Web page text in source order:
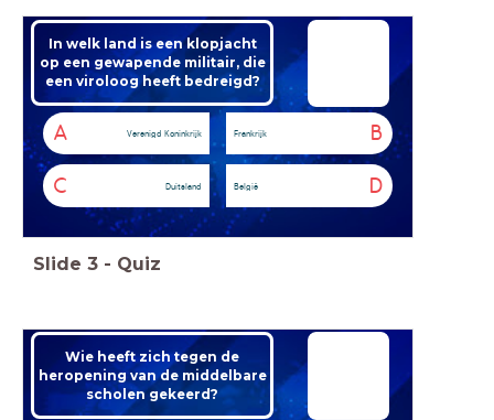
In welk land is een klopjacht
op een gewapende militair, die
een viroloog heeft bedreigd?
A Verenigd Koninkrijk B
Frankrijk
C Duitsland D
België
Slide 3 - Quiz
Wie heeft zich tegen de
heropening van de middelbare
scholen gekeerd?